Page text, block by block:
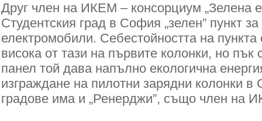
Друг член на ИКЕМ – консорциум „Зелена
Студентския град в София „зелен” пункт
електромобили. Себестойността на
висока от тази на първите колонки, но пък
панел той дава напълно екологична
изграждане на пилотни зарядни колонки
градове има и „Ренерджи”, също член на